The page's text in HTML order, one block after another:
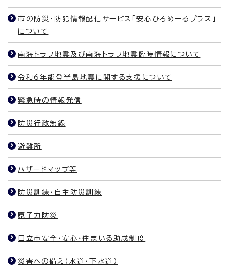
市の防災・防犯情報配信サービス「安心ひろめーるプラス」
について
南海トラフ地震及び南海トラフ地震臨時情報について
令和6年能登半島地震に関する支援について
緊急時の情報発信
防災行政無線
避難所
ハザードマップ等
防災訓練・自主防災訓練
原子力防災
日立市安全・安心・住まいる助成制度
災害への備え（水道・下水道）